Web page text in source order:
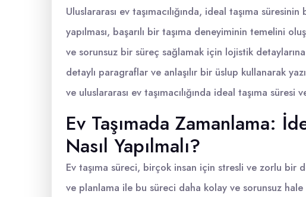
Uluslararası ev taşımacılığında, ideal taşıma
yapılması, başarılı bir taşıma deneyiminin temelini
ve sorunsuz bir süreç sağlamak için lojistik
detaylı paragraflar ve anlaşılır bir üslup kullanarak
ve uluslararası ev taşımacılığında ideal taşıma
Ev Taşımada Zamanlama:
Nasıl Yapılmalı?
Ev taşıma süreci, birçok insan için stresli ve zorlu
ve planlama ile bu süreci daha kolay ve sorunsuz